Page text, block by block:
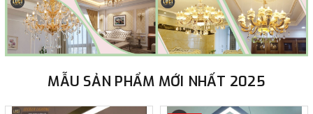
MẪU SẢN PHẨM MỚI NHẤT 2025